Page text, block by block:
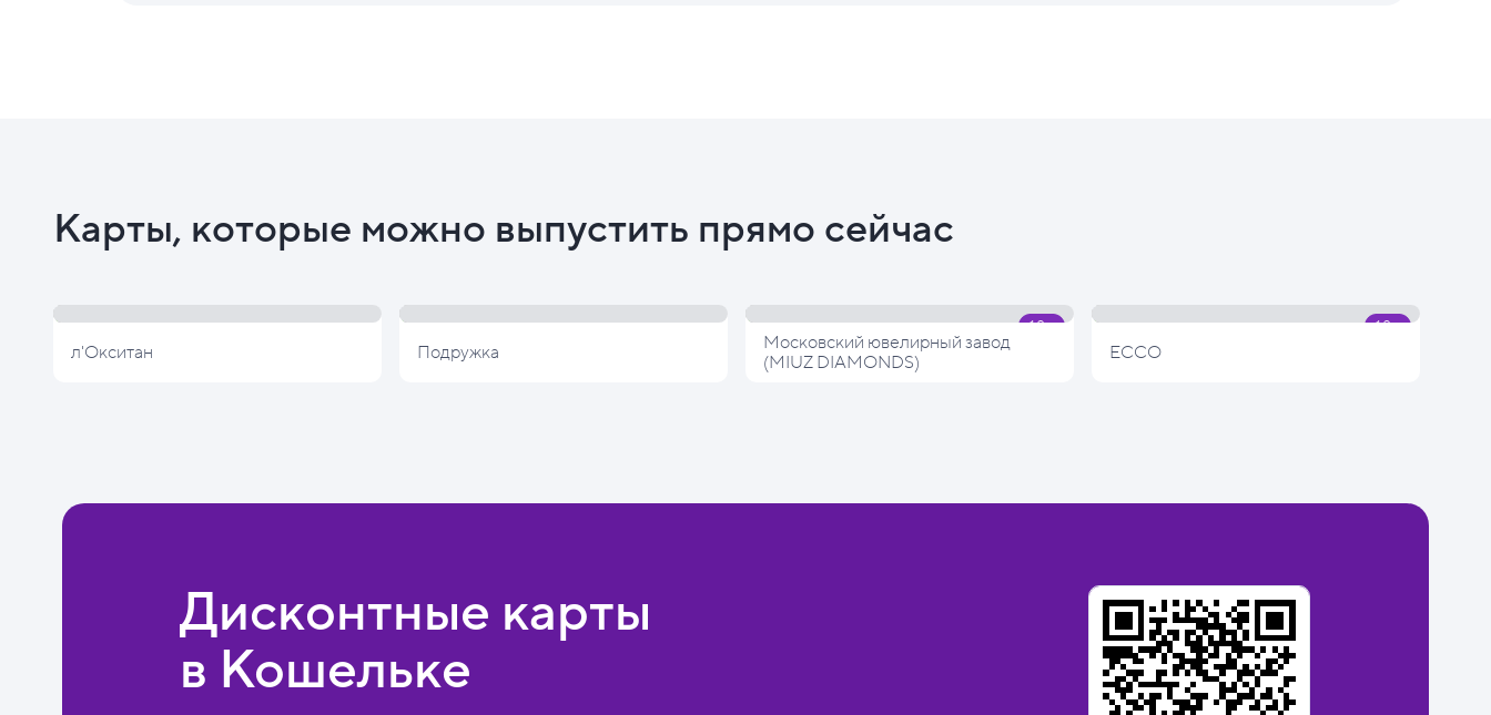
Карты, которые можно выпустить прямо сейчас
л'Окситан Подружка
Московский ювелирный завод
(MIUZ DIAMONDS)
ECCO
Дисконтные карты
в Кошельке